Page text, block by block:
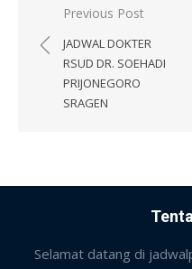
Post
navigation
Previous Post
JADWAL DOKTER
RSUD DR. SOEHADI
PRIJONEGORO
SRAGEN
Selamat datang di